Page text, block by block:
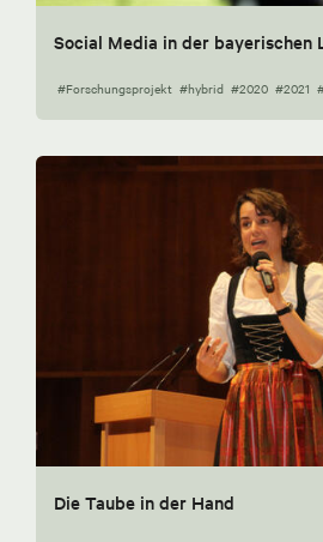
Social Media in der bayerischen
#Forschungsprojekt #hybrid #2020 #2021
Die Taube in der Hand